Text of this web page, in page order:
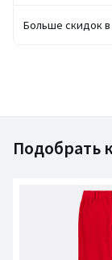
Больше скидок
Подобрать